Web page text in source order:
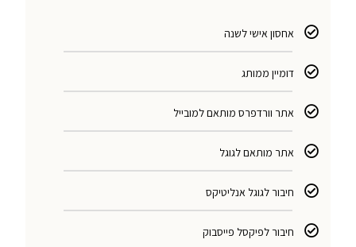
אחסון אישי לשנה
דומיין ממותג
אתר וורדפרס מותאם למובייל
אתר מותאם לגוגל
חיבור לגוגל אנליטיקס
חיבור לפיקסל פייסבוק